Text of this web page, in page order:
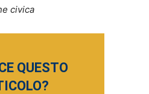
civica
QUESTO